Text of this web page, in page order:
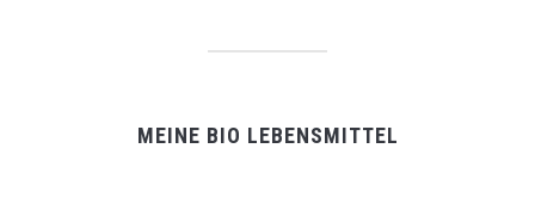
MEINE BIO LEBENSMITTEL